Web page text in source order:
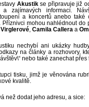
Akustikse připravuje již
zajímavých informací.
a koncertů anebo také
mohou nahlédnout do
Camila Callera a
nechybí ani ukázky
na články a rozhovory,
nebo také zanechat přes
tisku, jimž je věnována
kvalitě.
než dodat jeho adresu, a sice: